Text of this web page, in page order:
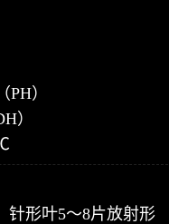
PH）
）
针形叶5～8片放射形